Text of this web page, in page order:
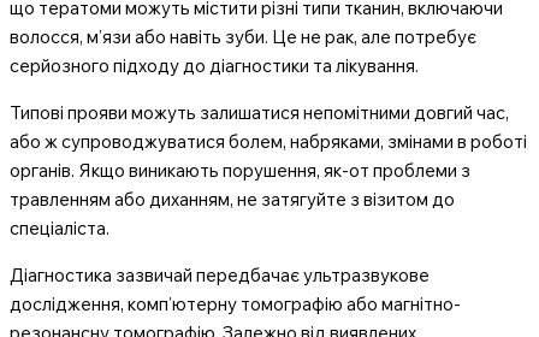
що тератоми можуть містити різні типи тканин, включаючи
волосся, м’язи або навіть зуби. Це не рак, але потребує
серйозного підходу до діагностики та лікування.
Типові прояви можуть залишатися непомітними довгий час,
або ж супроводжуватися болем, набряками, змінами в роботі
органів. Якщо виникають порушення, як-от проблеми з
травленням або диханням, не затягуйте з візитом до
спеціаліста.
Діагностика зазвичай передбачає ультразвукове
дослідження, комп’ютерну томографію або магнітно-